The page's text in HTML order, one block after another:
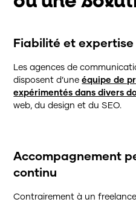
Fiabilité et expertise
Les agences de
disposent d’uneéquipe de
expérimentés dans divers
web, du design et du SEO.
Accompagnement
continu
Contrairement à un